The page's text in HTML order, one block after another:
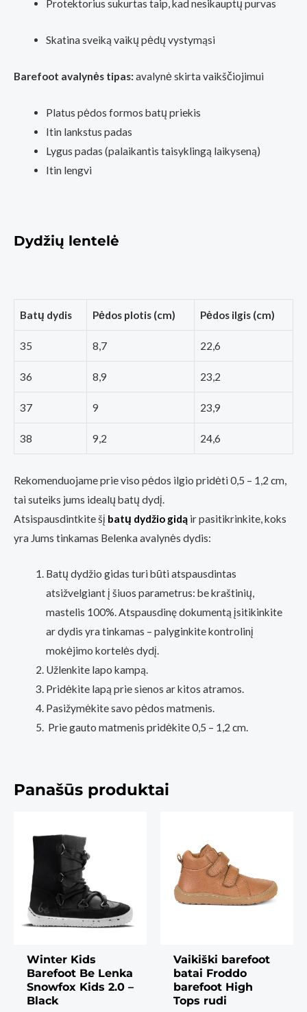
Protektorius sukurtas taip, kad nesikauptų purvas
Skatina sveiką vaikų pėdų vystymąsi
Barefoot avalynės tipas: avalynė skirta vaikščiojimui
Platus pėdos formos batų priekis
Itin lankstus padas
Lygus padas (palaikantis taisyklingą laikyseną)
Itin lengvi
Dydžių lentelė
Batų dydis Pėdos plotis (cm) Pėdos ilgis (cm)
35 8,7 22,6
36 8,9 23,2
37 9 23,9
38 9,2 24,6
Rekomenduojame prie viso pėdos ilgio pridėti 0,5 – 1,2 cm,
tai suteiks jums idealų batų dydį.
Atsispausdintkite šį batų dydžio gidą ir pasitikrinkite, koks
yra Jums tinkamas Belenka avalynės dydis:
Batų dydžio gidas turi būti atspausdintas
atsižvelgiant į šiuos parametrus: be kraštinių,
mastelis 100%. Atspausdinę dokumentą įsitikinkite
ar dydis yra tinkamas – palyginkite kontrolinį
mokėjimo kortelės dydį.
Užlenkite lapo kampą.
Pridėkite lapą prie sienos ar kitos atramos.
Pasižymėkite savo pėdos matmenis.
Prie gauto matmenis pridėkite 0,5 – 1,2 cm.
Panašūs produktai
Winter Kids
Barefoot Be Lenka
Snowfox Kids 2.0 –
Black
Vaikiški barefoot
batai Froddo
barefoot High
Tops rudi